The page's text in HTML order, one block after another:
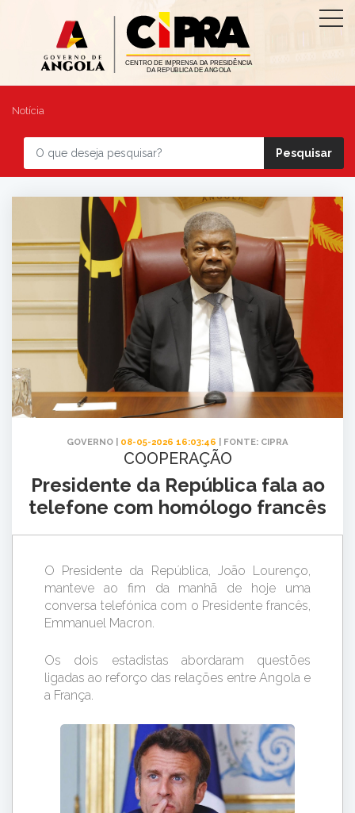
Notícia
GOVERNO | 08-05-2026 16:03:46 | FONTE: CIPRA
COOPERAÇÃO
Presidente da República fala ao
telefone com homólogo francês
O Presidente da República, João Lourenço,
manteve ao fim da manhã de hoje uma
conversa telefónica com o Presidente francês,
Emmanuel Macron.
Os dois estadistas abordaram questões
ligadas ao reforço das relações entre Angola e
a França.